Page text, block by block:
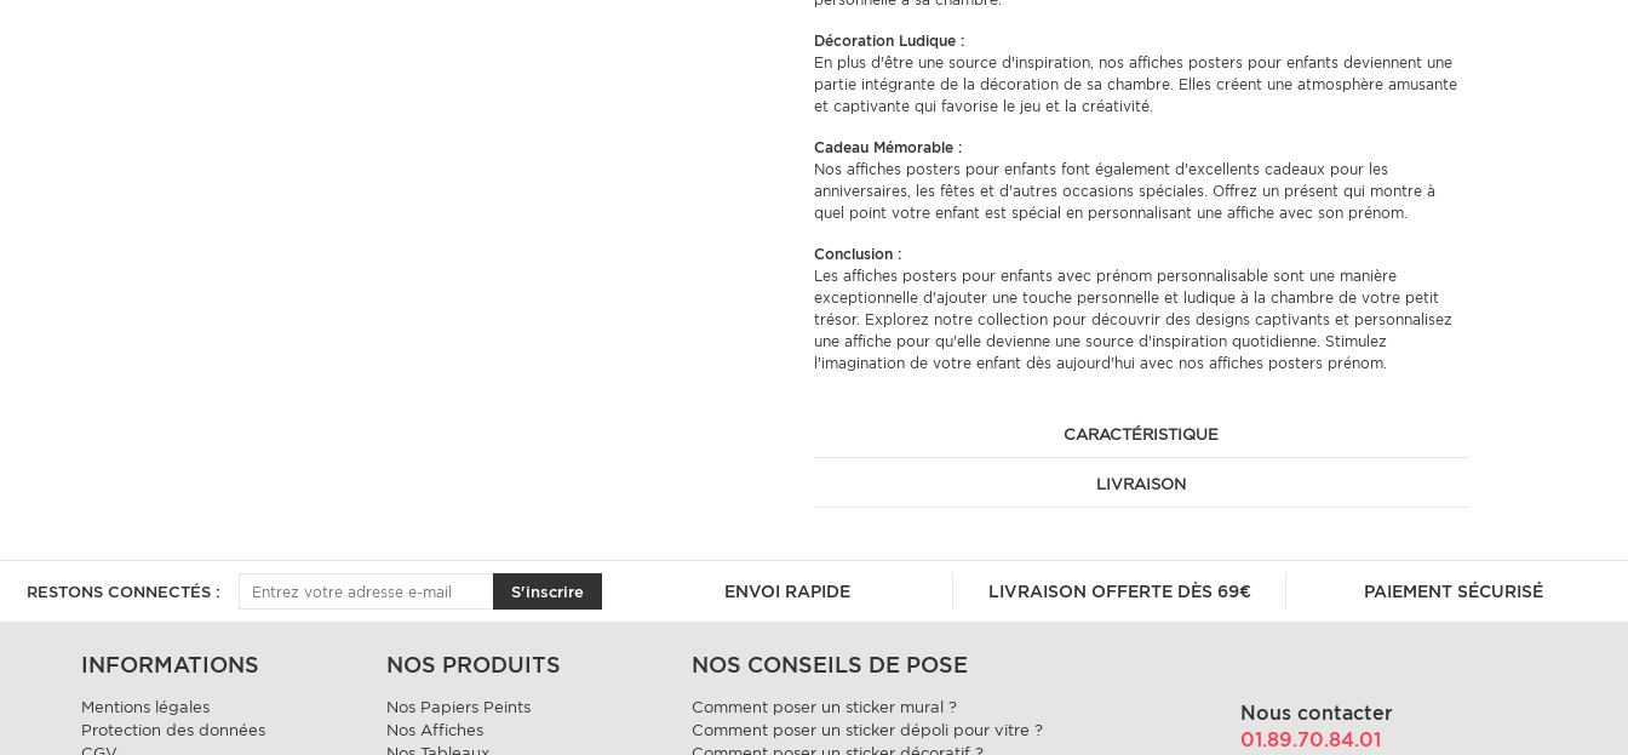
Décoration Ludique :
En plus d'être une source d'inspiration, nos affiches posters pour enfants deviennent une
partie intégrante de la décoration de sa chambre. Elles créent une atmosphère amusante
et captivante qui favorise le jeu et la créativité.
Cadeau Mémorable :
Nos affiches posters pour enfants font également d'excellents cadeaux pour les
anniversaires, les fêtes et d'autres occasions spéciales. Offrez un présent qui montre à
quel point votre enfant est spécial en personnalisant une affiche avec son prénom.
Conclusion :
Les affiches posters pour enfants avec prénom personnalisable sont une manière
exceptionnelle d'ajouter une touche personnelle et ludique à la chambre de votre petit
trésor. Explorez notre collection pour découvrir des designs captivants et personnalisez
une affiche pour qu'elle devienne une source d'inspiration quotidienne. Stimulez
l'imagination de votre enfant dès aujourd'hui avec nos affiches posters prénom.
CARACTÉRISTIQUE
LIVRAISON
RESTONS CONNECTÉS : S'inscrire ENVOI RAPIDE LIVRAISON OFFERTE DÈS 69€ PAIEMENT SÉCURISÉ
INFORMATIONS
Mentions légales
Protection des données
NOS PRODUITS
Nos Papiers Peints
Nos Affiches
NOS CONSEILS DE POSE
Comment poser un sticker mural ?
Comment poser un sticker dépoli pour vitre ?
Nous contacter
01.89.70.84.01